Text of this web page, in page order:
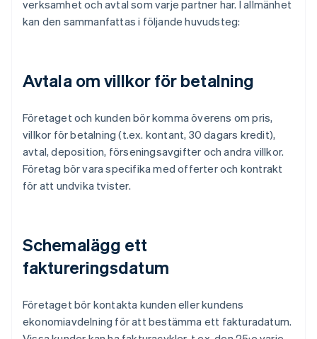
verksamhet och avtal som varje partner har. I allmänhet
kan den sammanfattas i följande huvudsteg:
Avtala om villkor för betalning
Företaget och kunden bör komma överens om pris,
villkor för betalning (t.ex. kontant, 30 dagars kredit),
avtal, deposition, förseningsavgifter och andra villkor.
Företag bör vara specifika med offerter och kontrakt
för att undvika tvister.
Schemalägg ett
faktureringsdatum
Företaget bör kontakta kunden eller kundens
ekonomiavdelning för att bestämma ett fakturadatum.